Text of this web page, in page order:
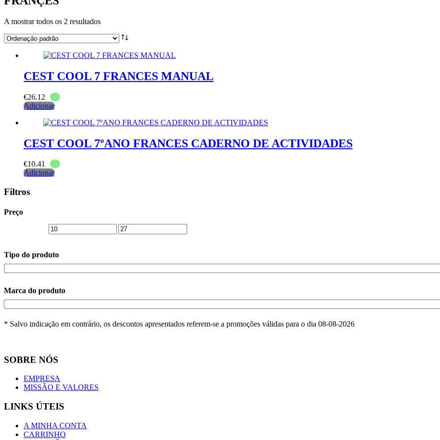
A mostrar todos os 2 resultados
CEST COOL 7 FRANCES MANUAL
€26.12
Adicionar
CEST COOL 7ºANO FRANCES CADERNO DE ACTIVIDADES
€10.41
Adicionar
Filtros
Preço
Tipo do produto
Marca do produto
* Salvo indicação em contrário, os descontos apresentados referem-se a promoções válidas para o dia 08-08-2026
SOBRE NÓS
EMPRESA
MISSÃO E VALORES
LINKS ÚTEIS
A MINHA CONTA
CARRINHO